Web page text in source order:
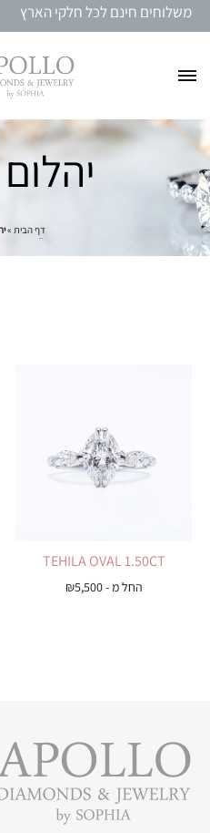
משלוחים חינם לכל חלקי הארץ
דף הבית »
TEHILA OVAL 1.50CT
החל מ - ₪5,500